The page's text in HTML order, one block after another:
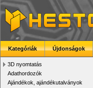
Kategóriák Újdonságok
3D nyomtatás
Adathordozók
Ajándékok, ajándékutalványok